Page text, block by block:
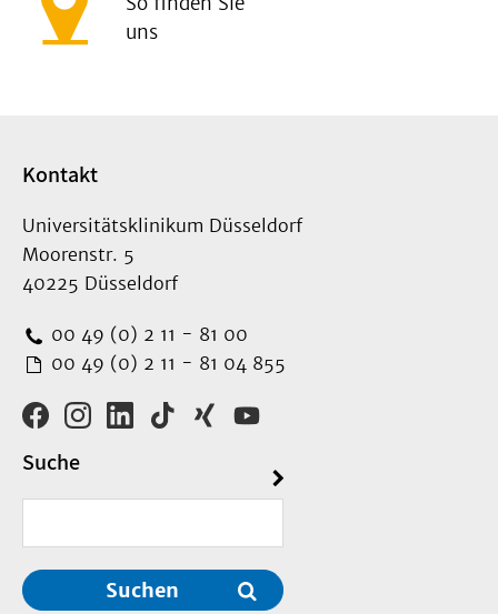
uns
Kontakt
Universitätsklinikum Düsseldorf
Moorenstr. 5
40225 Düsseldorf
00 49 (0) 2 11 - 81 00
00 49 (0) 2 11 - 81 04 855
Suche
Suchen